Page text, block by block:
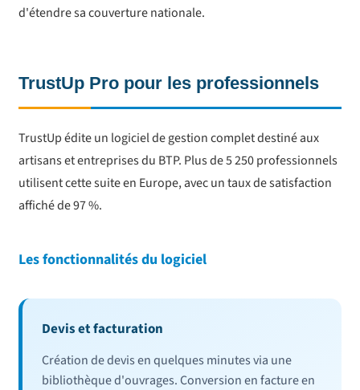
d'étendre sa couverture nationale.
TrustUp Pro pour les professionnels
TrustUp édite un logiciel de gestion complet destiné aux
artisans et entreprises du BTP. Plus de 5 250 professionnels
utilisent cette suite en Europe, avec un taux de satisfaction
affiché de 97 %.
Les fonctionnalités du logiciel
Devis et facturation
Création de devis en quelques minutes via une
bibliothèque d'ouvrages. Conversion en facture en